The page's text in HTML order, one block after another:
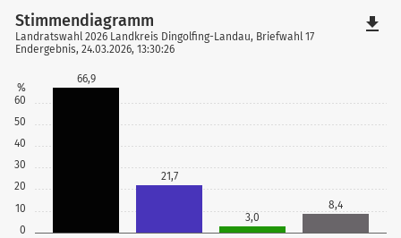
0
10
20
30
40
50
60
%
66,9
21,7
3,0
8,4
Stimmendiagramm
Landratswahl 2026 Landkreis Dingolfing-Landau, Briefwahl 17
Endergebnis, 24.03.2026, 13:30:26
file_download